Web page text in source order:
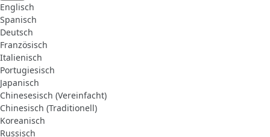
Englisch
Spanisch
Deutsch
Französisch
Italienisch
Portugiesisch
Japanisch
Chinesesisch (Vereinfacht)
Chinesisch (Traditionell)
Koreanisch
Russisch